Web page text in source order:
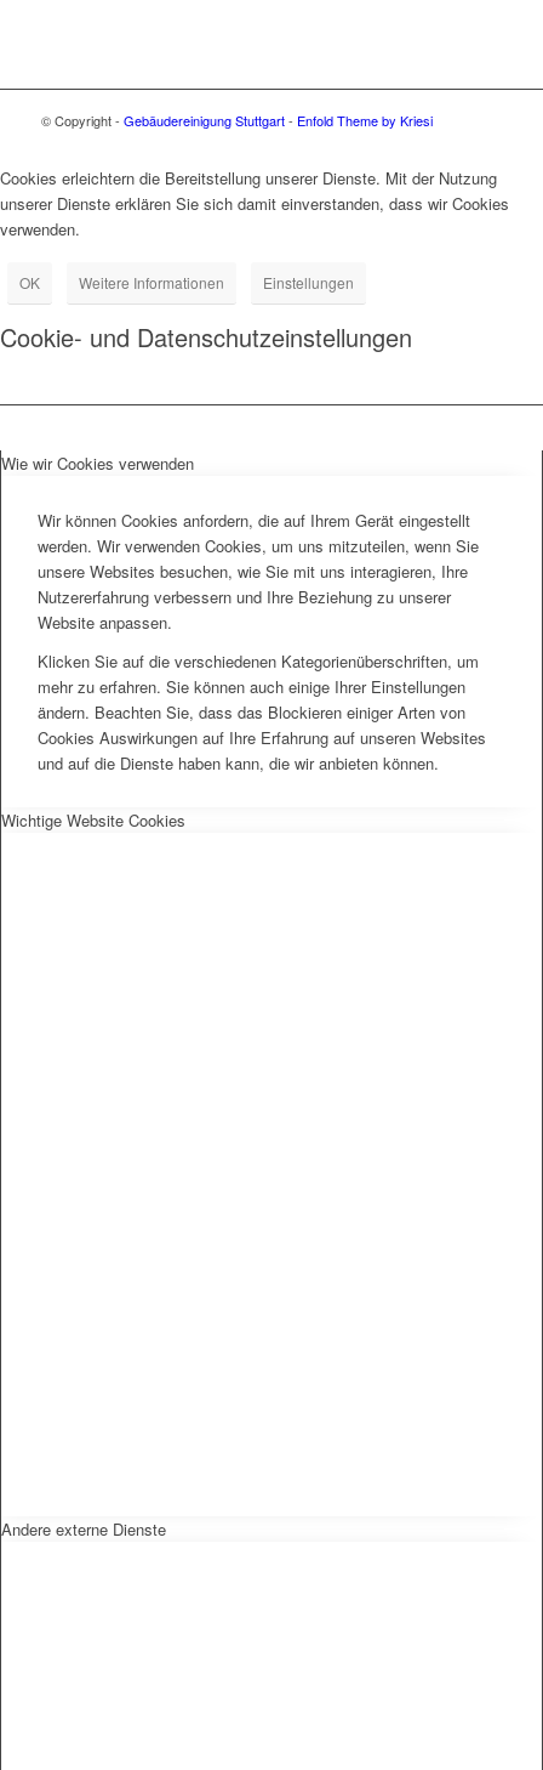
© Copyright - Gebäudereinigung Stuttgart- Enfold Theme by Kriesi
Cookies erleichtern die Bereitstellung unserer Dienste. Mit der Nutzung
unserer Dienste erklären Sie sich damit einverstanden, dass wir Cookies
verwenden.
OK Weitere Informationen Einstellungen
Cookie- und Datenschutzeinstellungen
Wie wir Cookies verwenden
Wir können Cookies anfordern, die auf Ihrem Gerät eingestellt
werden. Wir verwenden Cookies, um uns mitzuteilen, wenn Sie
unsere Websites besuchen, wie Sie mit uns interagieren, Ihre
Nutzererfahrung verbessern und Ihre Beziehung zu unserer
Website anpassen.
Klicken Sie auf die verschiedenen Kategorienüberschriften, um
mehr zu erfahren. Sie können auch einige Ihrer Einstellungen
ändern. Beachten Sie, dass das Blockieren einiger Arten von
Cookies Auswirkungen auf Ihre Erfahrung auf unseren Websites
und auf die Dienste haben kann, die wir anbieten können.
Wichtige Website Cookies
Andere externe Dienste